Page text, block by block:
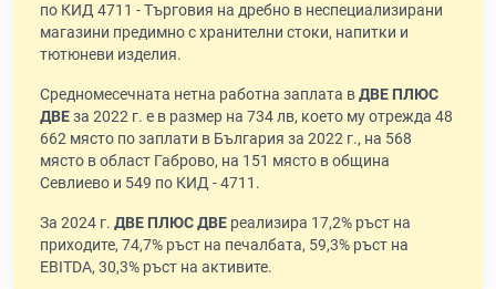
по КИД 4711 - Търговия на дребно в неспециализирани
магазини предимно с хранителни стоки, напитки и
тютюневи изделия.
Средномесечната нетна работна заплата вДВЕ ПЛЮС
ДВЕза 2022 г. е в размер на 734 лв, което му отрежда 48
662 място по заплати в България за 2022 г., на 568
място в област Габрово, на 151 място в община
Севлиево и 549 по КИД - 4711.
За 2024 г. ДВЕ ПЛЮС ДВЕ реализира 17,2% ръст на
приходите, 74,7% ръст на печалбата, 59,3% ръст на
EBITDA, 30,3% ръст на активите.